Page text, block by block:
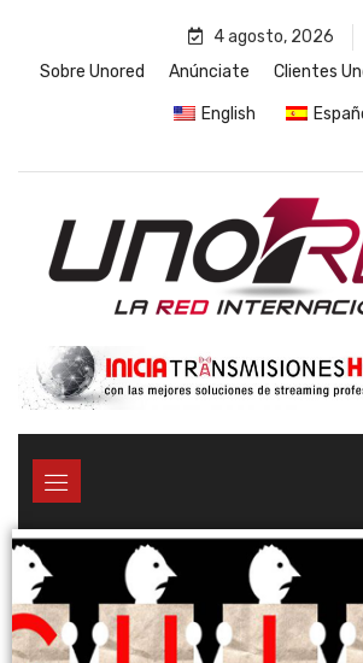
4 agosto, 2026
Sobre Unored
Anúnciate Clientes
English